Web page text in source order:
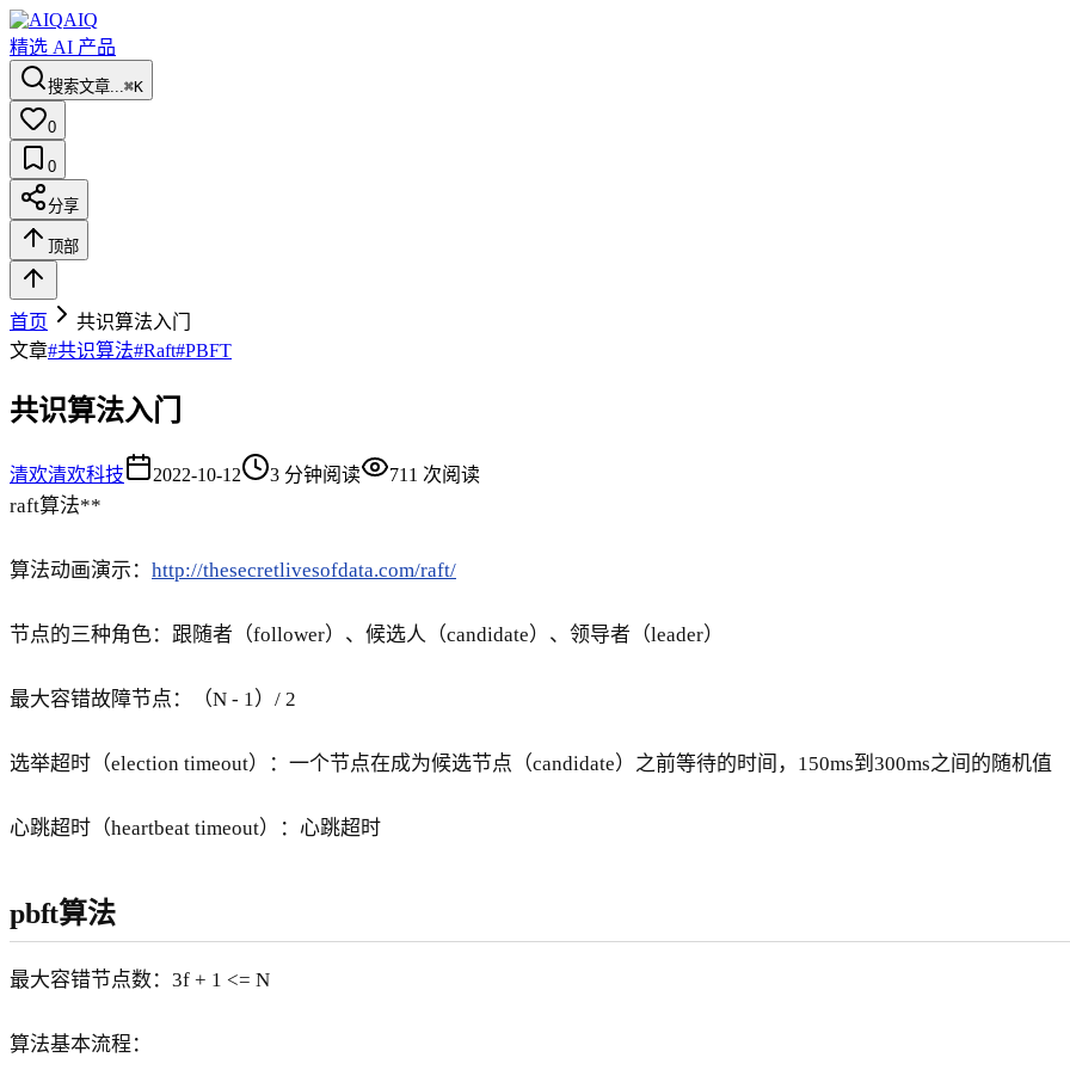
AIQ
精选 AI 产品
搜索文章...⌘K
0
0
分享
顶部
首页
共识算法入门
文章#共识算法#Raft#PBFT
共识算法入门
清欢清欢科技 2022-10-12 3 分钟阅读 711 次阅读
raft算法**
算法动画演示： http://thesecretlivesofdata.com/raft/
节点的三种角色：跟随者（follower）、候选人（candidate）、领导者（leader）
最大容错故障节点：（N - 1）/ 2
选举超时（election timeout）：一个节点在成为候选节点（candidate）之前等待的时间，150ms到300ms之间的随机值
心跳超时（heartbeat timeout）：心跳超时
pbft算法
最大容错节点数：3f + 1 <= N
算法基本流程：